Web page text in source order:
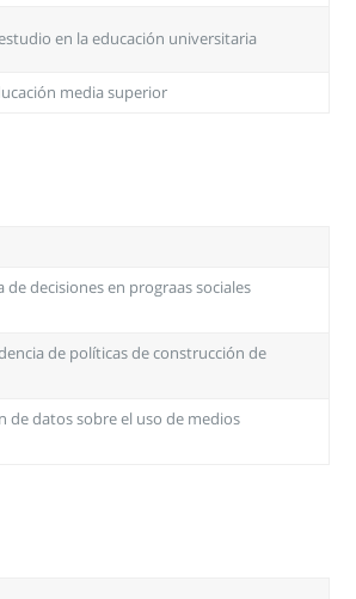
en la educación universitaria
media superior
decisiones en prograas sociales
de políticas de construcción de
de datos sobre el uso de medios